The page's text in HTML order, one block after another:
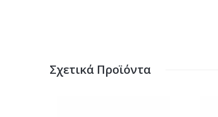
Σχετικά Προϊόντα